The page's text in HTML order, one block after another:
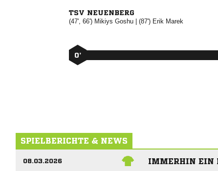
TSV NEUENBERG
(47', 66')  | (87') 
0’
SPIELBERICHTE & NEWS
08.03.2026 IMMERHIN EIN